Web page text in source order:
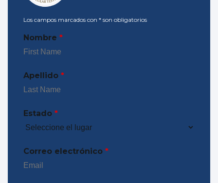
Los campos marcados con * son obligatorios
Nombre *
Apellido *
Estado *
Correo electrónico *